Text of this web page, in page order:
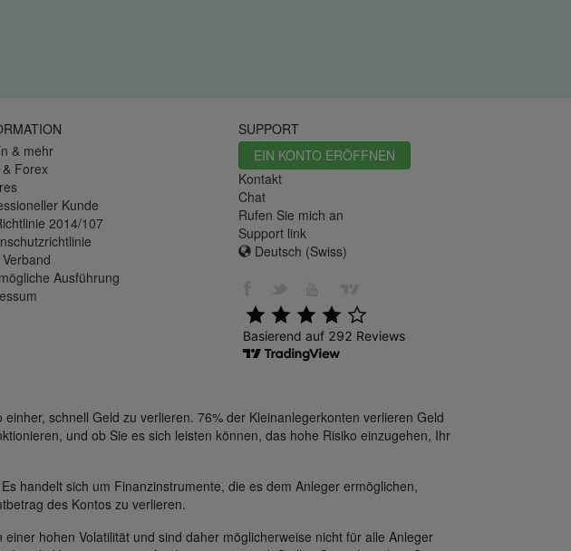
& mehr
Forex
Kunde
2014/107
Ausführung
SUPPORT
EIN KONTO ERÖFFNEN
Kontakt
Chat
Rufen Sie mich an
Support link
Deutsch (Swiss)
schnell Geld zu verlieren. 76% der Kleinanlegerkonten verlieren Geld
und ob Sie es sich leisten können, das hohe Risiko einzugehen, Ihr
handelt sich um Finanzinstrumente, die es dem Anleger ermöglichen,
des Kontos zu verlieren.
hohen Volatilität und sind daher möglicherweise nicht für alle Anleger